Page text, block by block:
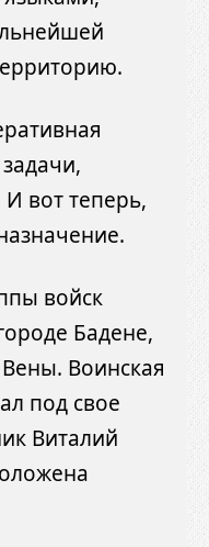
И вот теперь,
войск
Бадене,
Воинская
под свое
Виталий